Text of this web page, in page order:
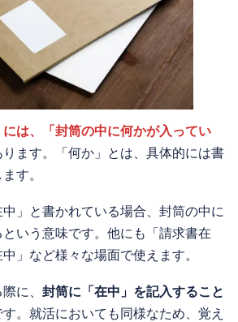
は、
「封筒の中に何かが入ってい
ります。「何か」とは、具体的には書
す。
」と書かれている場合、封筒の中に
いう意味です。他にも「請求書在
」など様々な場面で使えます。
に、 封筒に「在中」を記入すること
す。就活においても同様なため、覚え